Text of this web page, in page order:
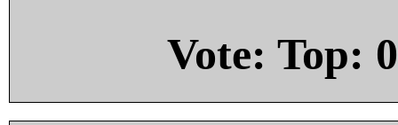
Vote: Top: 0